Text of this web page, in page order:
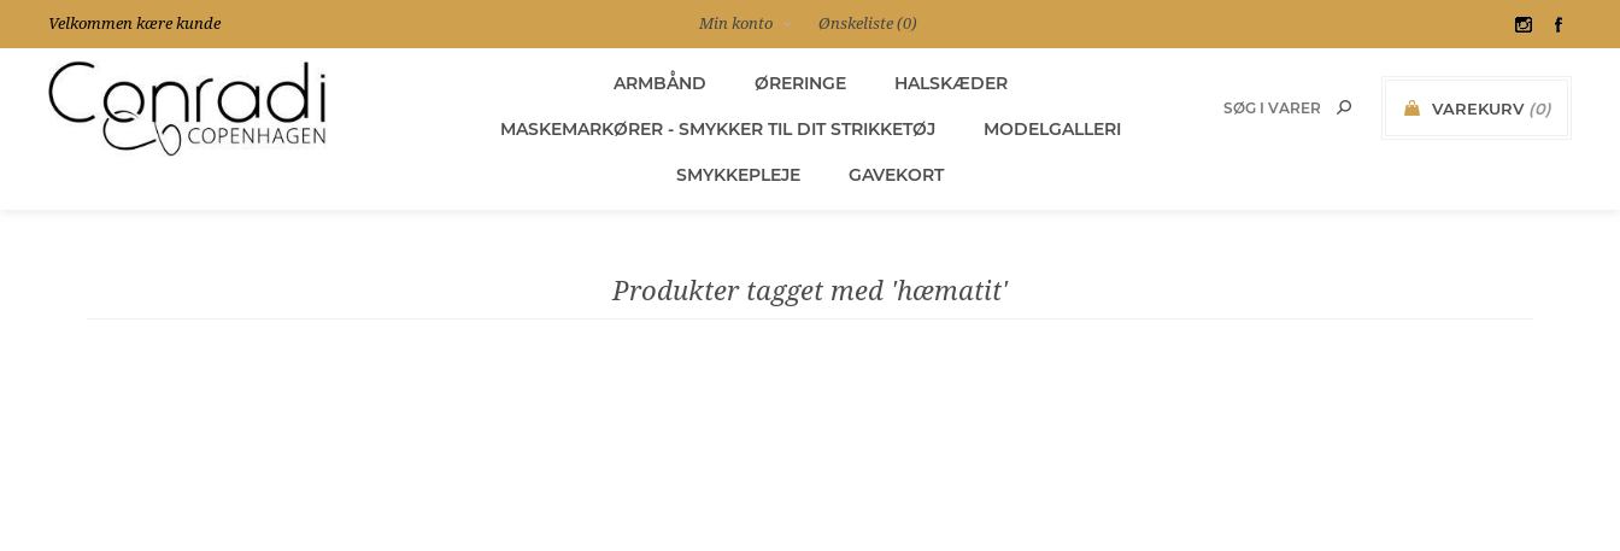
Velkommen kære kunde Min konto Ønskeliste (0)
VAREKURV (0)
ARMBÅND ØRERINGE HALSKÆDER
MASKEMARKØRER - SMYKKER TIL DIT STRIKKETØJ MODELGALLERI
SMYKKEPLEJE GAVEKORT
Produkter tagget med 'hæmatit'